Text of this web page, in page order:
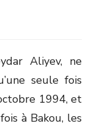
Aliyev, ne
seule fois
1994, et
à Bakou, les